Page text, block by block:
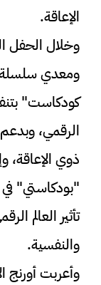
الإعاقة.
وخلال الحفل
ومعدي سلسلة
كودكاست"
الرقمي،
ذوي الإعاقة،
"بودكاستي"
تأثير العالم
والنفسية.
وأعربت أورنج